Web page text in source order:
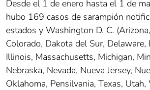
Desde el 1 de enero hasta el 1 de
hubo 169 casos de sarampión
estados y Washington D. C.
Colorado, Dakota del Sur, Delaware,
Illinois, Massachusetts, Michigan,
Nebraska, Nevada, Nueva Jersey,
Oklahoma, Pensilvania, Texas,